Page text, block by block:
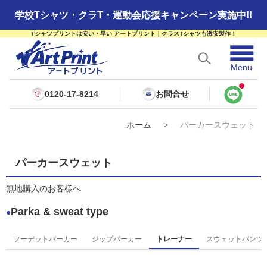
学校Tシャツ・クラT・運動会応援キャンペーン実施中!!
Tシャツプリントは安い・早い アートプリント｜クラスTシャツも激安製作！
☰
Menu
0120-17-8214 お問合せ
ホーム > パーカースウェット
パーカースウェット
無地購入のお客様へ
●Parka & sweat type
フーデットパーカー ジップパーカー トレーナー スウェットパンツ